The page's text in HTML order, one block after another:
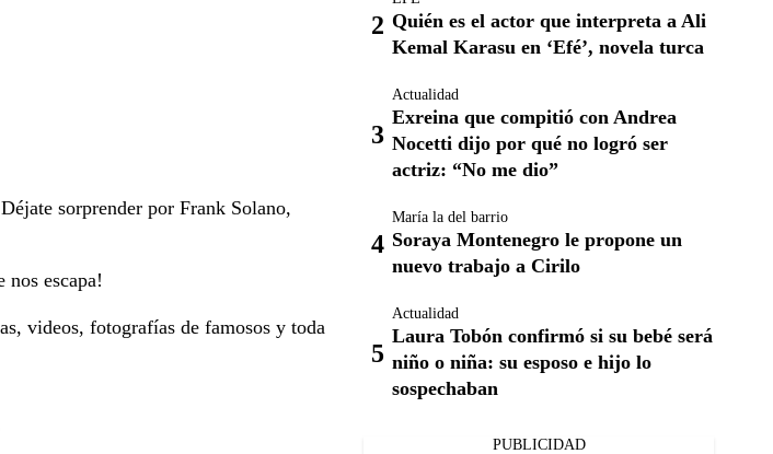
sorprender por Frank Solano,
nos escapa!
videos, fotografías de famosos y toda
Quién es el actor que interpreta a Ali
Kemal Karasu en ‘Efé’, novela turca
Actualidad
Exreina que compitió con Andrea
Nocetti dijo por qué no logró ser
actriz: “No me dio”
María la del barrio
Soraya Montenegro le propone un
nuevo trabajo a Cirilo
Actualidad
Laura Tobón confirmó si su bebé será
niño o niña: su esposo e hijo lo
sospechaban
PUBLICIDAD